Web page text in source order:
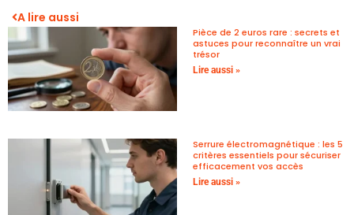
A lire aussi
Pièce de 2 euros rare : secrets et
astuces pour reconnaître un vrai
trésor
Lire aussi »
Serrure électromagnétique : les 5
critères essentiels pour sécuriser
efficacement vos accès
Lire aussi »